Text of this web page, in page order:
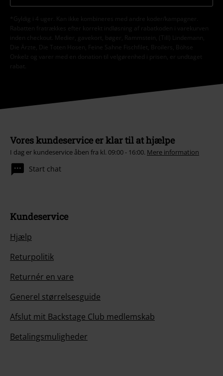
*Gyldig i 4 uger. Kan ikke kombineres med andre koder/kampagner.
Rabatten fratrækkes efter korrekt indløsning af rabatkoden i varekurven
inden checkout. Medier, gavekort, bøger, Rammstein, (Till) Lindemann,
Die Ärzte, Die Toten Hosen, Feine Sahne Fischfilet, Broilers, Böhse
Onkelz og varer med en donation til velgørenhed i prisen, er undtaget
rabat.
Vores kundeservice er klar til at hjælpe
I dag er kundeservice åben fra kl. 09:00 - 16:00. Mere information
Start chat
Kundeservice
Hjælp
Returpolitik
Returnér en vare
Generel størrelsesguide
Afslut mit Backstage Club medlemskab
Betalingsmuligheder